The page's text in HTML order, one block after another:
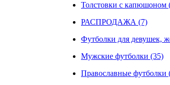
Толстовки с капюшоном
РАСПРОДАЖА (7)
Футболки для девушек,
Мужские футболки (35)
Православные футболки